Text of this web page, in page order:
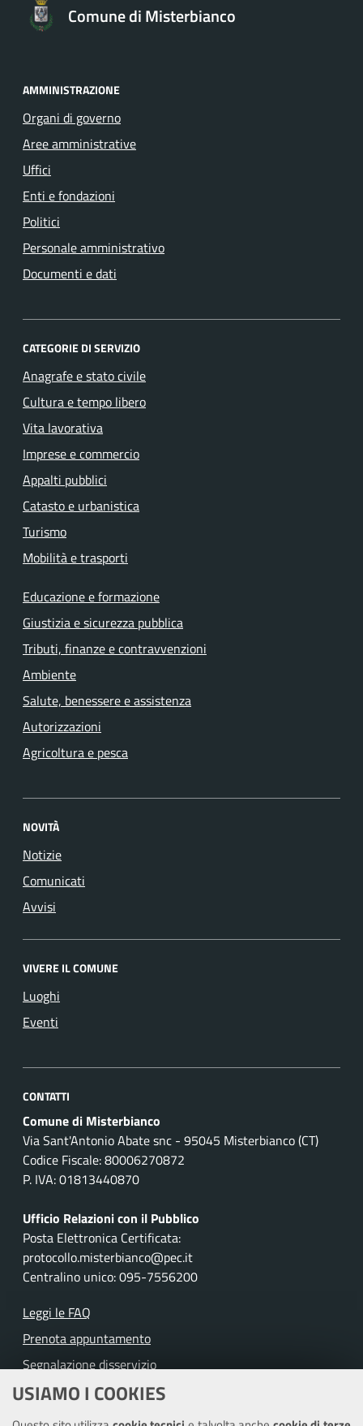
USIAMO I COOKIES
Comune di Misterbianco
AMMINISTRAZIONE
Organi di governo
Aree amministrative
Uffici
Enti e fondazioni
Politici
Personale amministrativo
Documenti e dati
CATEGORIE DI SERVIZIO
Anagrafe e stato civile
Cultura e tempo libero
Vita lavorativa
Imprese e commercio
Appalti pubblici
Catasto e urbanistica
Turismo
Mobilità e trasporti
Educazione e formazione
Giustizia e sicurezza pubblica
Tributi, finanze e contravvenzioni
Ambiente
Salute, benessere e assistenza
Autorizzazioni
Agricoltura e pesca
NOVITÀ
Notizie
Comunicati
Avvisi
VIVERE IL COMUNE
Luoghi
Eventi
CONTATTI
Comune di Misterbianco
Via Sant'Antonio Abate snc - 95045 Misterbianco (CT)
Codice Fiscale: 80006270872
P. IVA: 01813440870
Ufficio Relazioni con il Pubblico
Posta Elettronica Certificata:
protocollo.misterbianco@pec.it
Centralino unico: 095-7556200
Leggi le FAQ
Prenota appuntamento
Segnalazione disservizio
Richiesta assistenza